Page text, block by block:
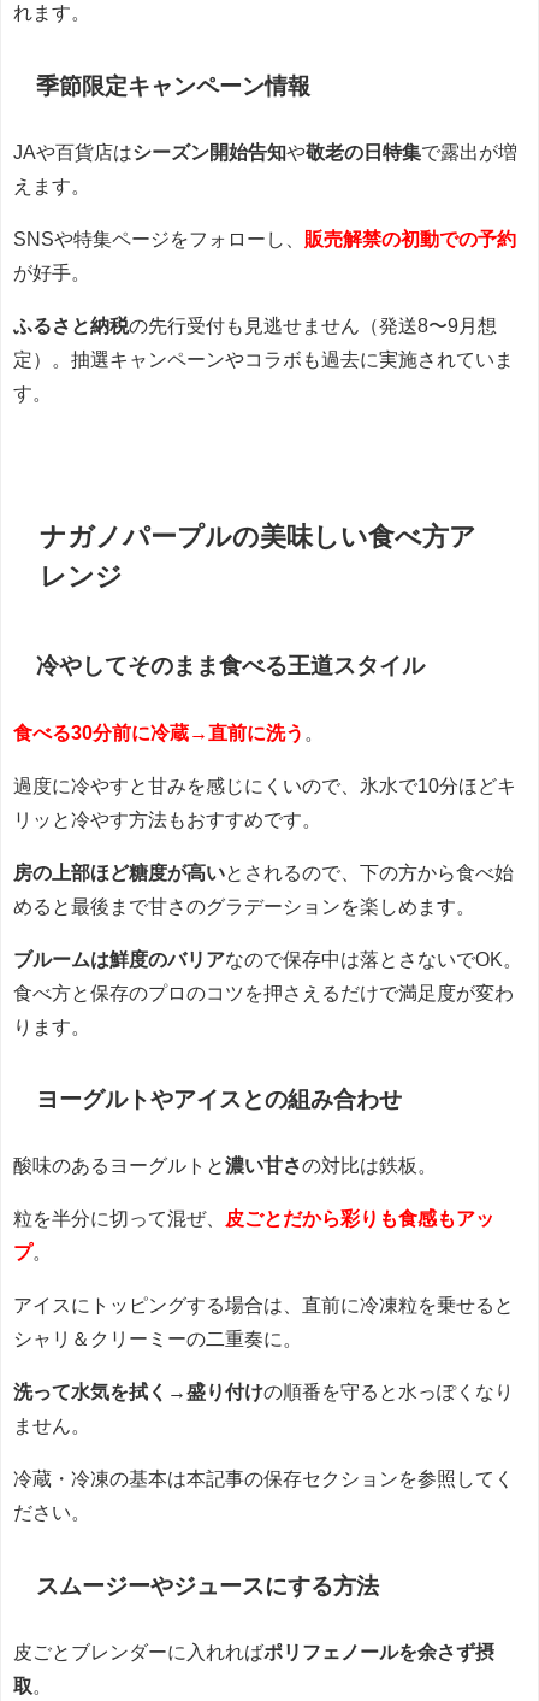
れます。
季節限定キャンペーン情報
JAや百貨店はシーズン開始告知や敬老の日特集で露出が増
えます。
SNSや特集ページをフォローし、
販売解禁の初動での予約
が好手。
ふるさと納税の先行受付も見逃せません（発送8〜9月想
定）。抽選キャンペーンやコラボも過去に実施されていま
す。
ナガノパープルの美味しい食べ方ア
レンジ
冷やしてそのまま食べる王道スタイル
食べる30分前に冷蔵→直前に洗う
過度に冷やすと甘みを感じにくいので、氷水で10分ほどキ
リッと冷やす方法もおすすめです。
房の上部ほど糖度が高いとされるので、下の方から食べ始
めると最後まで甘さのグラデーションを楽しめます。
ブルームは鮮度のバリアなので保存中は落とさないでOK。
食べ方と保存のプロのコツを押さえるだけで満足度が変わ
ります。
ヨーグルトやアイスとの組み合わせ
酸味のあるヨーグルトと濃い甘さの対比は鉄板。
粒を半分に切って混ぜ、
皮ごとだから彩りも食感もアッ
プ。
アイスにトッピングする場合は、直前に冷凍粒を乗せると
シャリ＆クリーミーの二重奏に。
洗って水気を拭く→盛り付けの順番を守ると水っぽくなり
ません。
冷蔵・冷凍の基本は本記事の保存セクションを参照してく
ださい。
スムージーやジュースにする方法
皮ごとブレンダーに入れればポリフェノールを余さず摂
取。